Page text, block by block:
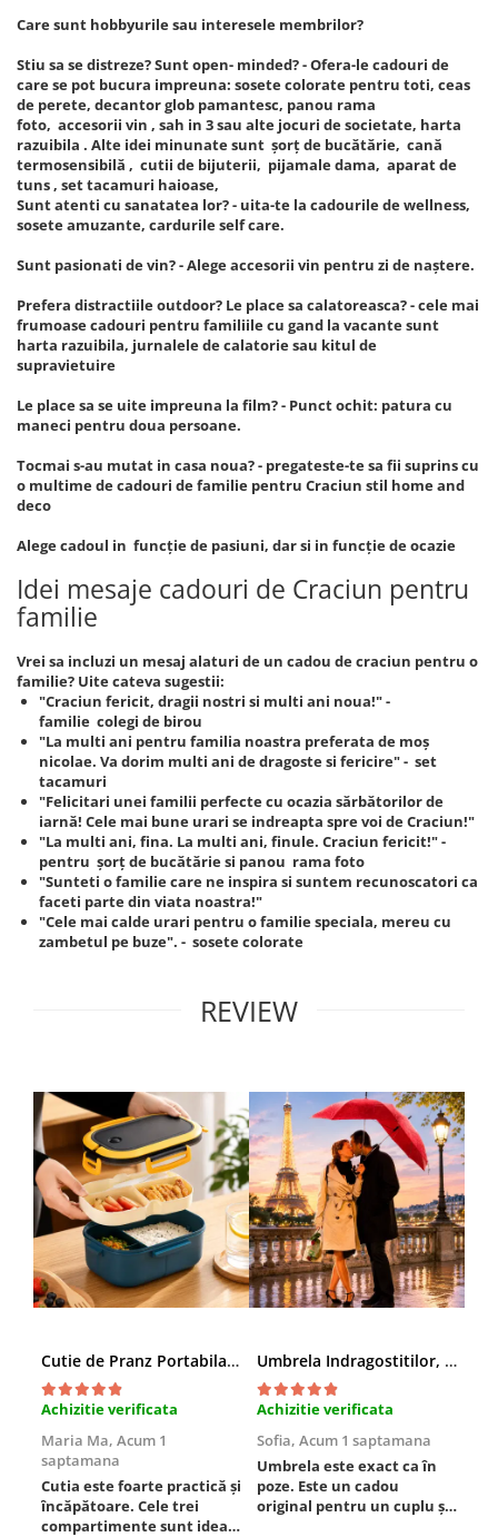
Care sunt hobbyurile sau interesele membrilor?
Stiu sa se distreze? Sunt open- minded? - Ofera-le cadouri de
care se pot bucura impreuna: sosete colorate pentru toti, ceas
de perete, decantor glob pamantesc, panou rama
foto, accesorii vin , sah in 3 sau alte jocuri de societate, harta
razuibila . Alte idei minunate sunt șorț de bucătărie, cană
termosensibilă , cutii de bijuterii, pijamale dama, aparat de
tuns , set tacamuri haioase,
Sunt atenti cu sanatatea lor? - uita-te la cadourile de wellness,
sosete amuzante, cardurile self care.
Sunt pasionati de vin? - Alege accesorii vin pentru zi de naștere.
Prefera distractiile outdoor? Le place sa calatoreasca? - cele mai
frumoase cadouri pentru familiile cu gand la vacante sunt
harta razuibila, jurnalele de calatorie sau kitul de
supravietuire
Le place sa se uite impreuna la film? - Punct ochit: patura cu
maneci pentru doua persoane.
Tocmai s-au mutat in casa noua? - pregateste-te sa fii suprins cu
o multime de cadouri de familie pentru Craciun stil home and
deco
Alege cadoul in funcție de pasiuni, dar si in funcție de ocazie
Idei mesaje cadouri de Craciun pentru
familie
Vrei sa incluzi un mesaj alaturi de un cadou de craciun pentru o
familie? Uite cateva sugestii:
"Craciun fericit, dragii nostri si multi ani noua!" -
familie colegi de birou
"La multi ani pentru familia noastra preferata de moș
nicolae. Va dorim multi ani de dragoste si fericire" - set
tacamuri
"Felicitari unei familii perfecte cu ocazia sărbătorilor de
iarnă! Cele mai bune urari se indreapta spre voi de Craciun!"
"La multi ani, fina. La multi ani, finule. Craciun fericit!" -
pentru șorț de bucătărie si panou rama foto
"Sunteti o familie care ne inspira si suntem recunoscatori ca
faceti parte din viata noastra!"
"Cele mai calde urari pentru o familie speciala, mereu cu
zambetul pe buze". - sosete colorate
REVIEW
Cutie de Pranz Portabila cu Compartimente
Achizitie verificata
Maria Ma, Acum 1
saptamana
Cutia este foarte practică și
încăpătoare. Cele trei
compartimente sunt ideale
Umbrela Indragostitilor, Inima rosie
Achizitie verificata
Sofia, Acum 1 saptamana
Umbrela este exact ca în
poze. Este un cadou
original pentru un cuplu și